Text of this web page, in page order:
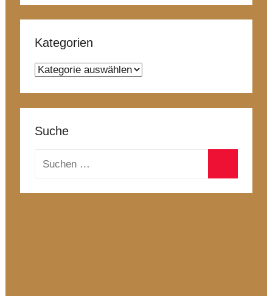
Kategorien
Kategorien
Suche
Suchen